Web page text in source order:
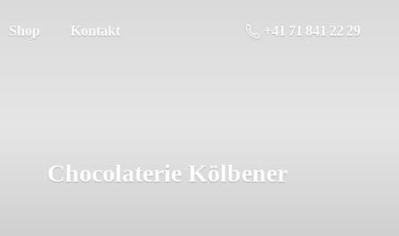
Shop Kontakt +41 71 841 22 29
Chocolaterie Kölbener